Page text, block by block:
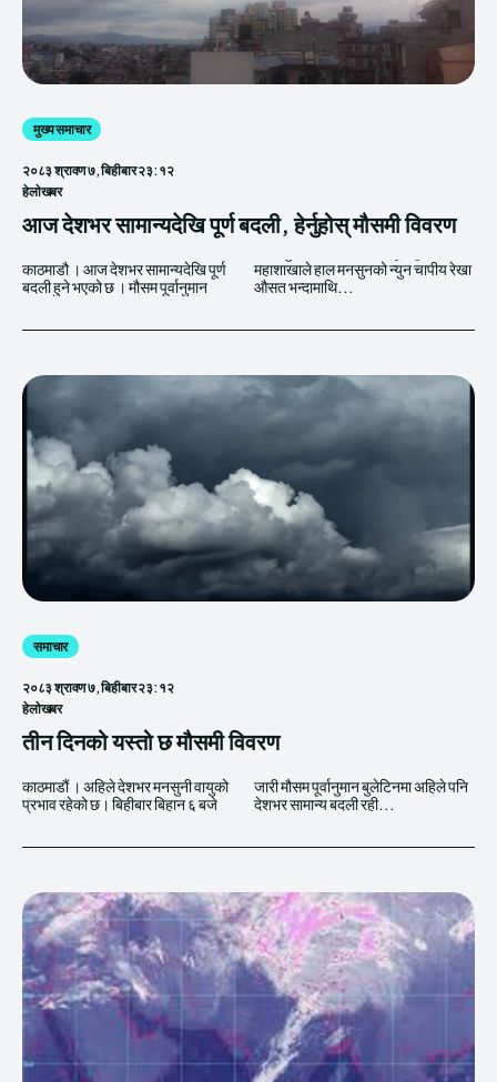
मुख्य समाचार
२०८३ श्रावण ७, बिहीबार २३:१२
हेलाेखबर
आज देशभर सामान्यदेखि पूर्ण बदली, हेर्नुहोस् मौसमी विवरण
काठमाडौ । आज देशभर सामान्यदेखि पूर्ण
बदली हुने भएको छ । मौसम पूर्वानुमान
महाशाखाले हाल मनसुनको न्युन चापीय रेखा
औसत भन्दामाथि...
समाचार
२०८३ श्रावण ७, बिहीबार २३:१२
हेलाेखबर
तीन दिनको यस्तो छ मौसमी विवरण
काठमाडौं । अहिले देशभर मनसुनी वायुको
प्रभाव रहेको छ। बिहीबार बिहान ६ बजे
जारी मौसम पूर्वानुमान बुलेटिनमा अहिले पनि
देशभर सामान्य बदली रही...